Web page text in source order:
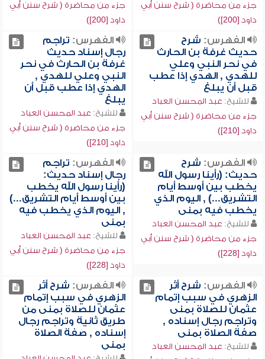
جزء من محاضرة ( شرح سنن أبي
داود [200])
جزء من محاضرة ( شرح سنن أبي
داود [200])
الفهرس: شرح
حديث غرفة بن الحارث
في نحر النبي وعلي
للهدي , الهدي إذا عطب
قبل أن يبلغ
للشيخ: عبد المحسن العباد
جزء من محاضرة ( شرح سنن أبي
داود [210])
الفهرس: تراجم
رجال إسناد حديث
غرفة بن الحارث في نحر
النبي وعلي للهدي ,
الهدي إذا عطب قبل أن
يبلغ
للشيخ: عبد المحسن العباد
جزء من محاضرة ( شرح سنن أبي
داود [210])
الفهرس: شرح
حديث: (رأينا رسول الله
يخطب بين أوسط أيام
التشريق...) , اليوم الذي
يخطب فيه بمنى
للشيخ: عبد المحسن العباد
جزء من محاضرة ( شرح سنن أبي
داود [228])
الفهرس: تراجم
رجال إسناد حديث:
(رأينا رسول الله يخطب
بين أوسط أيام التشريق...)
, اليوم الذي يخطب فيه
بمنى
للشيخ: عبد المحسن العباد
جزء من محاضرة ( شرح سنن أبي
داود [228])
الفهرس: شرح أثر
الزهري في سبب إتمام
عثمان للصلاة بمنى
وتراجم رجال إسناده ,
صفة الصلاة بمنى
للشيخ: عبد المحسن العباد
الفهرس: شرح أثر
الزهري في سبب إتمام
عثمان للصلاة بمنى من
طريق ثانية وتراجم رجال
إسناده , صفة الصلاة
بمنى